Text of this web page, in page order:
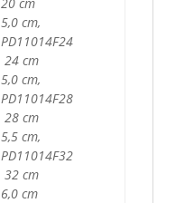
5,0 cm,
PD11014F24
24 cm
5,0 cm,
PD11014F28
28 cm
5,5 cm,
PD11014F32
32 cm
6,0 cm